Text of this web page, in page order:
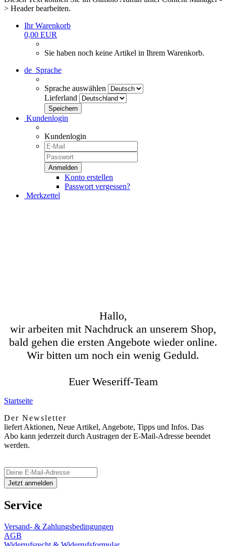
> Header bearbeiten.
Ihr Warenkorb
0,00 EUR
Sie haben noch keine Artikel in Ihrem Warenkorb.
de Sprache
Sprache auswählen
Lieferland
Kundenlogin
Kundenlogin
Konto erstellen
Passwort vergessen?
Merkzettel
Hallo,
wir arbeiten mit Nachdruck an unserem Shop,
bald gehen die ersten Angebote wieder online.
Wir bitten um noch ein wenig Geduld.
Euer Weseriff-Team
Startseite
Der Newsletter
liefert Aktionen, Neue Artikel, Angebote, Tipps und Infos. Das
Abo kann jederzeit durch Austragen der E-Mail-Adresse beendet
werden.
Service
Versand- & Zahlungsbedingungen
AGB